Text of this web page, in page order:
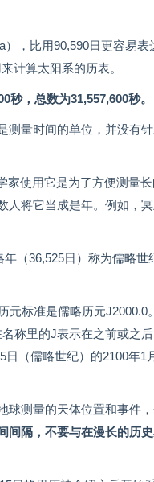
，比用90,590日更容易表
计算太阳系的历表。
，总数为31,557,600秒。
测量时间的单位，并没有
家使用它是为了方便测量
人将它当成是年。例如，
（36,525日）称为儒略世
元标准是儒略历元J2000.0
称里的J表示在之前或之
（儒略世纪）的2100年1
球测量的天体位置和事件
间隔，不要与在漫长的历史